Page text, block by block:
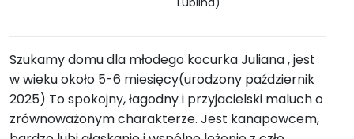
Szukamy domu dla młodego kocurka Juliana , jest
w wieku około 5-6 miesięcy(urodzony październik
2025) To spokojny, łagodny i przyjacielski maluch o
zrównoważonym charakterze. Jest kanapowcem,